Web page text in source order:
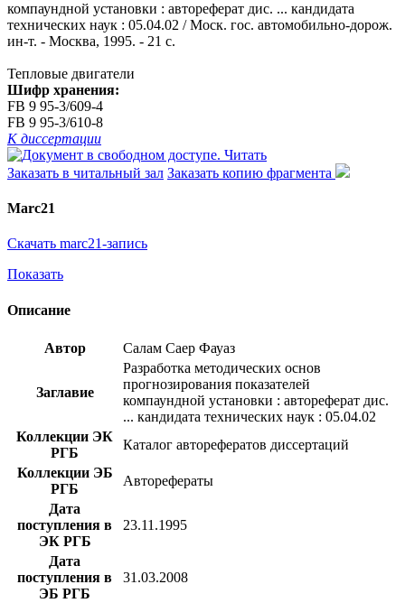
компаундной установки : автореферат дис. ... кандидата
технических наук : 05.04.02 / Моск. гос. автомобильно-дорож.
ин-т. - Москва, 1995. - 21 с.
Тепловые двигатели
Шифр хранения:
FB 9 95-3/609-4
FB 9 95-3/610-8
К диссертации
Читать
Заказать в читальный зал Заказать копию фрагмента
Marc21
Скачать marc21-запись
Показать
Описание
Автор Салам Саер Фауаз
Заглавие
Разработка методических основ
прогнозирования показателей
компаундной установки : автореферат дис.
... кандидата технических наук : 05.04.02
Коллекции ЭК
РГБ
Каталог авторефератов диссертаций
Коллекции ЭБ
РГБ
Авторефераты
Дата
поступления в
ЭК РГБ
23.11.1995
Дата
поступления в
ЭБ РГБ
31.03.2008